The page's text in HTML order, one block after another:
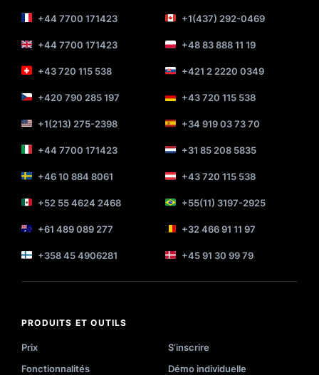
+44 7700 171423 +1(437) 292-0469
+44 7700 171423 +48 83 888 11 19
+43 720 115 538 +421 2 2220 0349
+420 790 285 197 +43 720 115 538
+1(213) 275-2398 +34 919 03 73 70
+44 7700 171423 +31 85 208 5835
+46 10 884 8061 +43 720 115 538
+52 55 4624 2468 +55(11) 3197-2925
+61 489 089 277 +32 466 91 11 97
+358 45 4906281 +45 91 30 99 79
PRODUITS ET OUTILS
Prix
S’inscrire
Fonctionnalités
Démo individuelle